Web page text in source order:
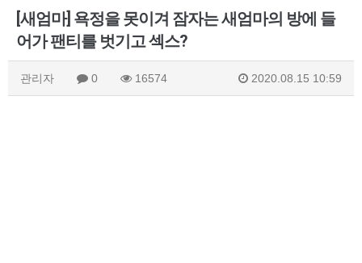
[새엄마] 욕정을 못이겨 잠자는 새엄마의 방에 들
어가 팬티를 벗기고 섹스?
관리자 0 16574 2020.08.15 10:59